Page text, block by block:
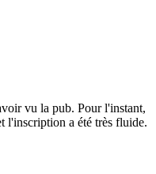
vu la pub. Pour l'instant,
l'inscription a été très fluide.